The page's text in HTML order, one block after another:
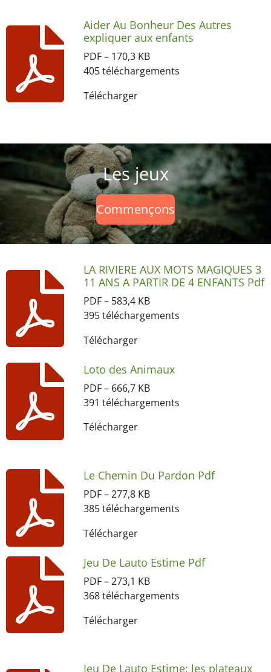
Aider Au Bonheur Des Autres
expliquer aux enfants
PDF – 170,3 KB
405 téléchargements
Télécharger
Les jeux
Commençons
LA RIVIERE AUX MOTS MAGIQUES 3
11 ANS A PARTIR DE 4 ENFANTS Pdf
PDF – 583,4 KB
395 téléchargements
Télécharger
Loto des Animaux
PDF – 666,7 KB
391 téléchargements
Télécharger
Le Chemin Du Pardon Pdf
PDF – 277,8 KB
385 téléchargements
Télécharger
Jeu De Lauto Estime Pdf
PDF – 273,1 KB
368 téléchargements
Télécharger
Jeu De Lauto Estime: les plateaux